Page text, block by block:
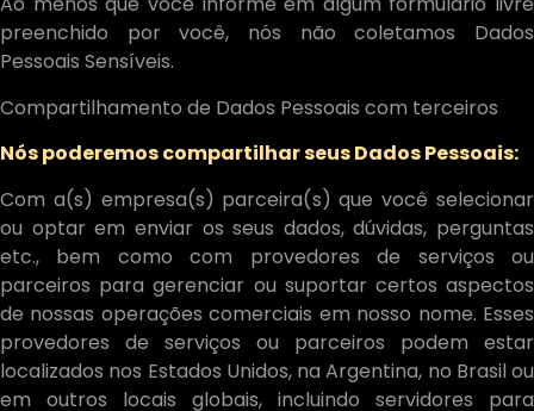
preenchido por você, nós não coletamos Dados
Pessoais Sensíveis.
Compartilhamento de Dados Pessoais com terceiros
Nós poderemos compartilhar seus Dados Pessoais:
Com a(s) empresa(s) parceira(s) que você selecionar
ou optar em enviar os seus dados, dúvidas, perguntas
etc., bem como com provedores de serviços ou
parceiros para gerenciar ou suportar certos aspectos
de nossas operações comerciais em nosso nome. Esses
provedores de serviços ou parceiros podem estar
localizados nos Estados Unidos, na Argentina, no Brasil ou
em outros locais globais, incluindo servidores para